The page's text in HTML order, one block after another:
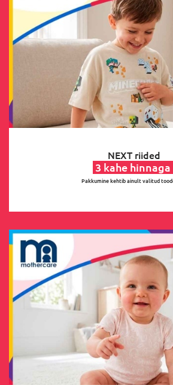
NEXT riided
3 kahe hinnaga
Pakkumine kehtib ainult valitud